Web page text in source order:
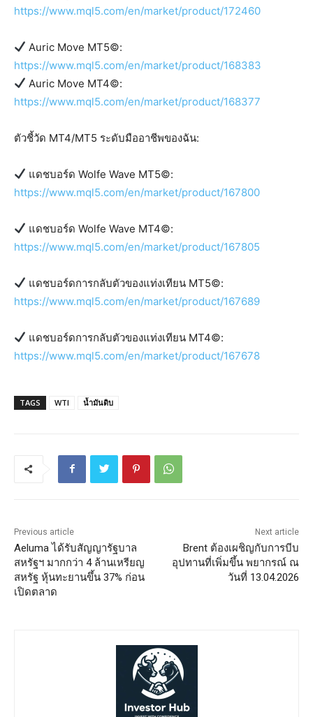
https://www.mql5.com/en/market/product/172460
Auric Move MT5©:
https://www.mql5.com/en/market/product/168383
Auric Move MT4©:
https://www.mql5.com/en/market/product/168377
ตัวชี้วัด MT4/MT5 ระดับมืออาชีพของฉัน:
แดชบอร์ด Wolfe Wave MT5©:
https://www.mql5.com/en/market/product/167800
แดชบอร์ด Wolfe Wave MT4©:
https://www.mql5.com/en/market/product/167805
แดชบอร์ดการกลับตัวของแท่งเทียน MT5©:
https://www.mql5.com/en/market/product/167689
แดชบอร์ดการกลับตัวของแท่งเทียน MT4©:
https://www.mql5.com/en/market/product/167678
TAGS WTI น้ำมันดิบ
Previous article
Aeluma ได้รับสัญญารัฐบาล
สหรัฐฯ มากกว่า 4 ล้านเหรียญ
สหรัฐ หุ้นทะยานขึ้น 37% ก่อน
เปิดตลาด
Next article
Brent ต้องเผชิญกับการบีบ
อุปทานที่เพิ่มขึ้น พยากรณ์ ณ
วันที่ 13.04.2026